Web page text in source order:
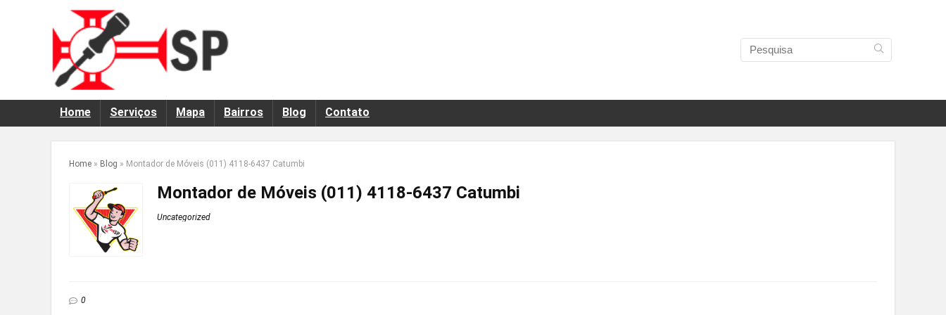
Home Serviços Mapa Bairros Blog Contato
Home » Blog » Montador de Móveis (011) 4118-6437 Catumbi
Montador de Móveis (011) 4118-6437 Catumbi
Uncategorized
0